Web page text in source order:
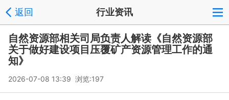
返回 行业资讯
自然资源部相关司局负责人解读《自然资源部
关于做好建设项目压覆矿产资源管理工作的通
知》
2026-07-08 13:39 浏览:197